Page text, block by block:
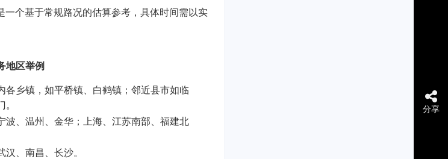
个基于常规路况的估算参考，具体时间需以实
地区举例
各乡镇，如平桥镇、白鹤镇；邻近县市如临
波、温州、金华；上海、江苏南部、福建北
汉、南昌、长沙。
分享